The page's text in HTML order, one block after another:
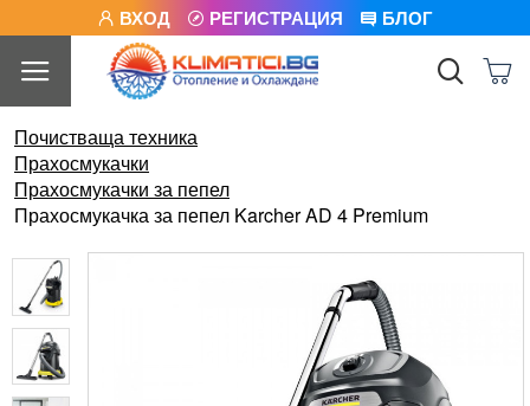
ВХОД РЕГИСТРАЦИЯ БЛОГ
Почистваща техника
Прахосмукачки
Прахосмукачки за пепел
Прахосмукачка за пепел Karcher AD 4 Premium